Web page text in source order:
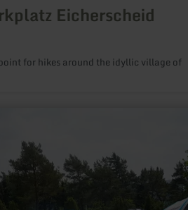
Eicherscheid
for hikes around the idyllic village of